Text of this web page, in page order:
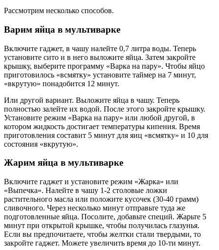
Рассмотрим несколько способов.
Варим яйца в мультиварке
Включите гаджет, в чашу налейте 0,7 литра воды. Теперь
установите сито и в него выложите яйца. Затем закройте
крышку, выберите программу «Варка на пару». Чтобы яйцо
приготовилось «всмятку» установите таймер на 7 минут,
«вкрутую» понадобится 12 минут.
Или другой вариант. Выложите яйца в чашу. Теперь
полностью залейте их водой. После этого закройте крышку.
Установите режим «Варка на пару» или любой другой, в
котором жидкость достигает температуры кипения. Время
приготовления составит 5 минут для яиц «всмятку» и 10 для
состояния «вкрутую».
Жарим яйца в мультиварке
Включите гаджет и установите режим «Жарка» или
«Выпечка». Налейте в чашу 1-2 столовые ложки
растительного масла или положите кусочек (30-40 грамм)
сливочного. Через несколько минут отправьте туда же
подготовленные яйца. Посолите, добавьте специй. Жарьте 5
минут при открытой крышке, чтобы получилась глазунья.
Если вы предпочитаете, чтобы желтки стали твердыми, то
закройте гаджет. Можете увеличить время до 10-ти минут.